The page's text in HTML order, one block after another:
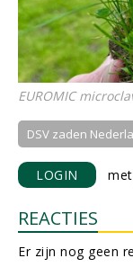
EUROMIC
DSV zaden
LOGIN met
REACTIES
Er zijn nog geen